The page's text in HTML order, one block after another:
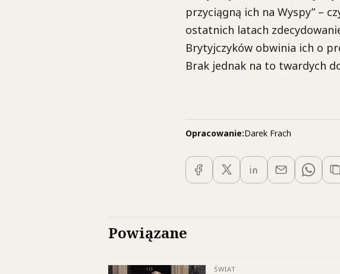
przyciągną ich na Wyspy” –
ostatnich latach
Brytyjczyków obwinia ich o
Brak jednak na to twardych
Opracowanie:Darek Frach
Powiązane
ŚWIAT